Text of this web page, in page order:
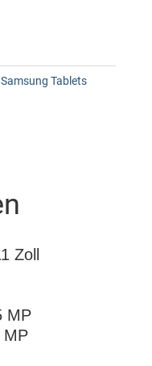
Samsung Tablets
Zoll
MP
MP